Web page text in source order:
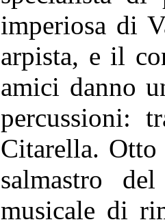
imperiosa di
arpista, e il
amici danno
percussioni:
Citarella.
salmastro
musicale di